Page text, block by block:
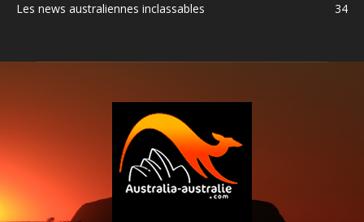
Les news australiennes inclassables
34